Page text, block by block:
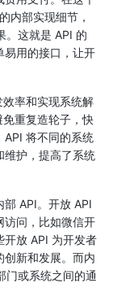
内部实现细节，
。这就是 API 的
易用的接口，让开
率和实现系统解
重复造轮子，快
API 将不同的系统
维护，提高了系统
API。开放 API
访问，比如微信开
开放 API 为开发者
创新和发展。而内
门或系统之间的通